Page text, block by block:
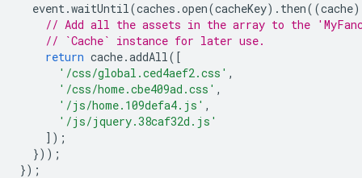
event.waitUntil(caches .open(cacheKey). then((cache)
// Add all the assets in the array to the
// `Cache` instance for later use.
return cache.addAll([
'/css/global.ced4aef2.css' ,
'/css/home.cbe409ad.css' ,
'/js/home.109defa4.js' ,
'/js/jquery.38caf32d.js'
]);
}));
});